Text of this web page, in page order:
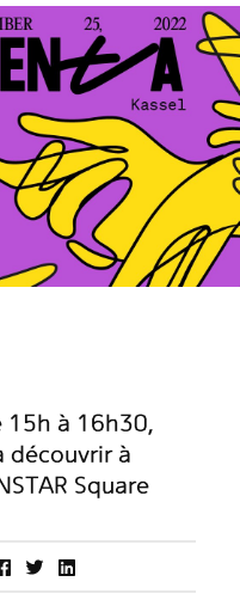
15h à 16h30,
découvrir à
Square